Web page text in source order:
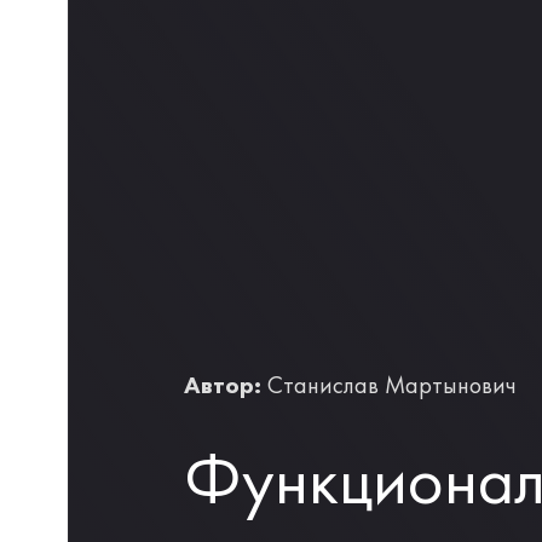
Автор: Станислав Мартынович